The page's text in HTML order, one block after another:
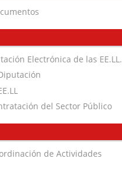
Electrónica de las EE.LL.
del Sector Público
de Actividades